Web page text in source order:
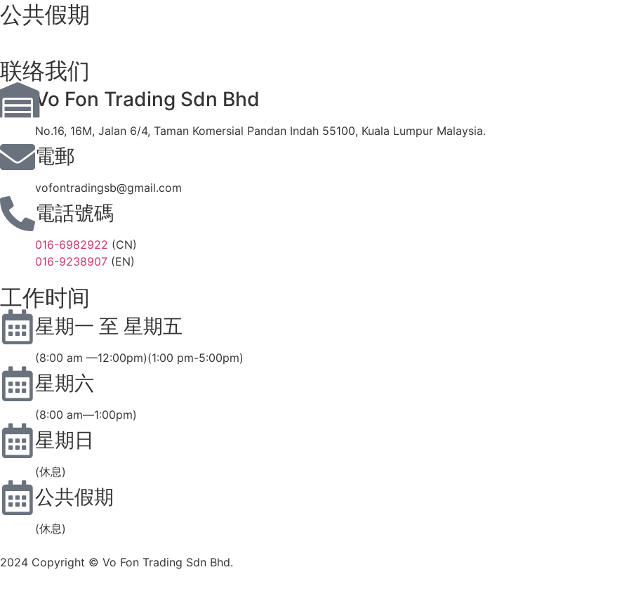
公共假期
联络我们
Vo Fon Trading Sdn Bhd
No.16, 16M, Jalan 6/4, Taman Komersial Pandan Indah 55100, Kuala Lumpur Malaysia.
電郵
vofontradingsb@gmail.com
電話號碼
016-6982922 (CN)
016-9238907 (EN)
工作时间
星期一 至 星期五
(8:00 am —12:00pm)(1:00 pm-5:00pm)
星期六
(8:00 am—1:00pm)
星期日
(休息)
公共假期
(休息)
2024 Copyright © Vo Fon Trading Sdn Bhd.